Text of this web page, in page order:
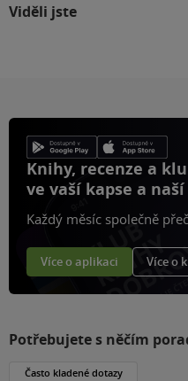
Viděli jste
Knihy, recenze a
ve vaší kapse a
Každý měsíc společně
Více o aplikaci Více o
Potřebujete s něčím
Často kladené dotazy